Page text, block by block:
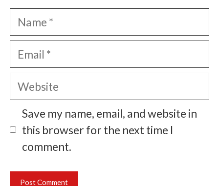
Name
Email
Website
Save my name, email, and website in
this browser for the next time I
comment.